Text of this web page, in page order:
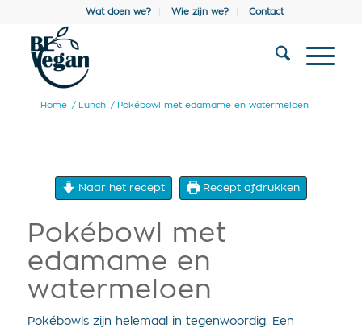
Wat doen we? Wie zijn we? Contact
Home / Lunch / Pokébowl met edamame en watermeloen
Naar het recept Recept afdrukken
Pokébowl met
edamame en
watermeloen
Pokébowls zijn helemaal in tegenwoordig. Een